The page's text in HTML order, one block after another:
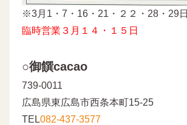
※3月1・7・16・21・２２・28・29日
臨時営業３月１４・１５日
○御饌cacao
739-0011
広島県東広島市西条本町15-25
TEL082-437-3577